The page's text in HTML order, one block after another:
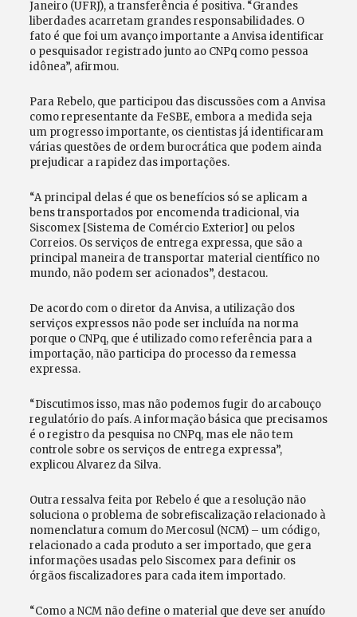
Janeiro (UFRJ), a transferência é positiva. “Grandes
liberdades acarretam grandes responsabilidades. O
fato é que foi um avanço importante a Anvisa identificar
o pesquisador registrado junto ao CNPq como pessoa
idônea”, afirmou.
Para Rebelo, que participou das discussões com a Anvisa
como representante da FeSBE, embora a medida seja
um progresso importante, os cientistas já identificaram
várias questões de ordem burocrática que podem ainda
prejudicar a rapidez das importações.
“A principal delas é que os benefícios só se aplicam a
bens transportados por encomenda tradicional, via
Siscomex [Sistema de Comércio Exterior] ou pelos
Correios. Os serviços de entrega expressa, que são a
principal maneira de transportar material científico no
mundo, não podem ser acionados”, destacou.
De acordo com o diretor da Anvisa, a utilização dos
serviços expressos não pode ser incluída na norma
porque o CNPq, que é utilizado como referência para a
importação, não participa do processo da remessa
expressa.
“Discutimos isso, mas não podemos fugir do arcabouço
regulatório do país. A informação básica que precisamos
é o registro da pesquisa no CNPq, mas ele não tem
controle sobre os serviços de entrega expressa”,
explicou Alvarez da Silva.
Outra ressalva feita por Rebelo é que a resolução não
soluciona o problema de sobrefiscalização relacionado à
nomenclatura comum do Mercosul (NCM) – um código,
relacionado a cada produto a ser importado, que gera
informações usadas pelo Siscomex para definir os
órgãos fiscalizadores para cada item importado.
“Como a NCM não define o material que deve ser anuído